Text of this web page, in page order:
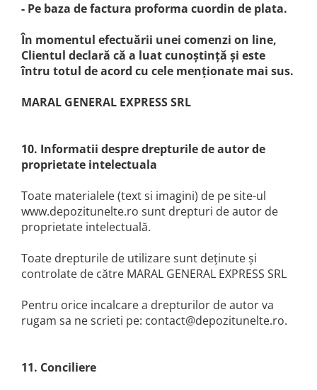
- Pe baza de factura proforma cuordin de plata.
În momentul efectuării unei comenzi on line,
Clientul declară că a luat cunoştinţă şi este
întru totul de acord cu cele menţionate mai sus.
MARAL GENERAL EXPRESS SRL
10. Informatii despre drepturile de autor de
proprietate intelectuala
Toate materialele (text si imagini) de pe site-ul
www.depozitunelte.ro sunt drepturi de autor de
proprietate intelectuală.
Toate drepturile de utilizare sunt deținute și
controlate de către MARAL GENERAL EXPRESS SRL
Pentru orice incalcare a drepturilor de autor va
rugam sa ne scrieti pe: contact@depozitunelte.ro.
11. Conciliere